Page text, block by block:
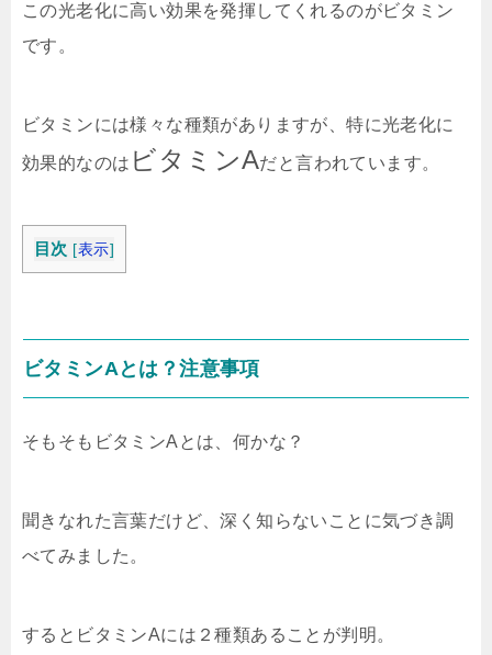
この光老化に高い効果を発揮してくれるのがビタミン
です。
ビタミンには様々な種類がありますが、特に光老化に
効果的なのは ビタミンAだと言われています。
目次 [表示]
ビタミンAとは？注意事項
そもそもビタミンAとは、何かな？
聞きなれた言葉だけど、深く知らないことに気づき調
べてみました。
するとビタミンAには２種類あることが判明。